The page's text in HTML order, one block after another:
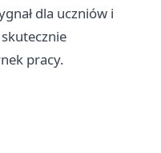
dla uczniów i
pracy.